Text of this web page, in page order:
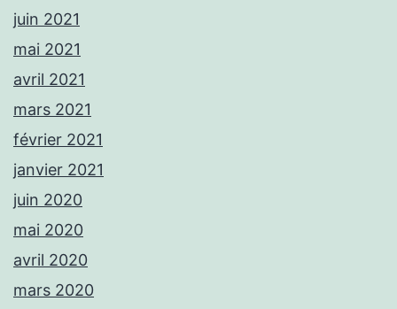
juin 2021
mai 2021
avril 2021
mars 2021
février 2021
janvier 2021
juin 2020
mai 2020
avril 2020
mars 2020